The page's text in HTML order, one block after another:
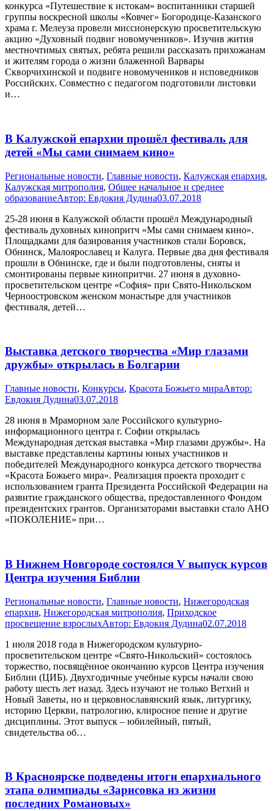
конкурса «Путешествие к истокам» воспитанники старшей
группы воскресной школы «Ковчег» Богородице-Казанского
храма г. Мелеуза провели миссионерскую просветительскую
акцию «Духовный подвиг новомучеников». Изучив жития
местночтимых святых, ребята решили рассказать прихожанам
и жителям города о жизни блаженной Варвары
Скворчихинской и подвиге новомучеников и исповедников
Российских. Совместно с педагогом подготовили листовки
и…
В Калужской епархии прошёл фестиваль для
детей «Мы сами снимаем кино»
Pегиональные новости, Главные новости, Калужская епархия,
Калужская митрополия, Общее начальное и среднее
образованиеАвтор: Евдокия Дудина03.07.2018
25-28 июня в Калужской области прошёл Международный
фестиваль духовных кинопритч «Мы сами снимаем кино».
Площадками для базирования участников стали Боровск,
Обнинск, Малоярославец и Калуга. Первые два дня фестиваля
прошли в Обнинске, где и были подготовлены, сняты и
смонтированы первые кинопритчи. 27 июня в духовно-
просветительском центре «София» при Свято-Никольском
Черноостровском женском монастыре для участников
фестиваля, детей…
Выставка детского творчества «Мир глазами
дружбы» открылась в Болгарии
Главные новости, Конкурсы, Красота Божьего мираАвтор:
Евдокия Дудина03.07.2018
28 июня в Мраморном зале Российского культурно-
информационного центра г. Софии открылась
Международная детская выставка «Мир глазами дружбы». На
выставке представлены картины юных участников и
победителей Международного конкурса детского творчества
«Красота Божьего мира». Реализация проекта проходит с
использованием гранта Президента Российской Федерации на
развитие гражданского общества, предоставленного Фондом
президентских грантов. Организаторами выставки стало АНО
«ПОКОЛЕНИЕ» при…
В Нижнем Новгороде состоялся V выпуск курсов
Центра изучения Библии
Pегиональные новости, Главные новости, Нижегородская
епархия, Нижегородская митрополия, Приходское
просвещение взрослыхАвтор: Евдокия Дудина02.07.2018
1 июля 2018 года в Нижегородском культурно-
просветительском центре «Свято-Никольский» состоялось
торжество, посвящённое окончанию курсов Центра изучения
Библии (ЦИБ). Двухгодичные учебные курсы начали свою
работу шесть лет назад. Здесь изучают не только Ветхий и
Новый Заветы, но и церковнославянский язык, литургику,
историю Церкви, патрологию, клиросное пение и другие
дисциплины. Этот выпуск – юбилейный, пятый,
свидетельства об…
В Красноярске подведены итоги епархиального
этапа олимпиады «Зарисовка из жизни
последних Романовых»